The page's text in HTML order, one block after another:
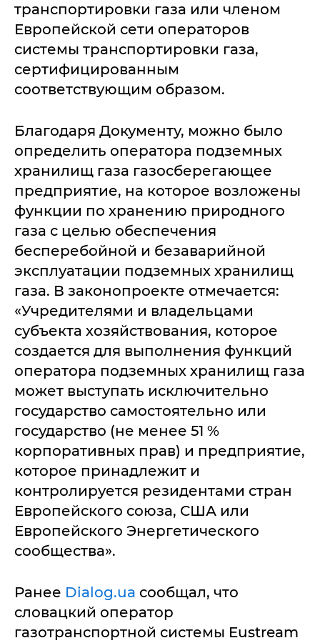
транспортировки газа или членом
Европейской сети операторов
системы транспортировки газа,
сертифицированным
соответствующим образом.
Благодаря Документу, можно было
определить оператора подземных
хранилищ газа газосберегающее
предприятие, на которое возложены
функции по хранению природного
газа с целью обеспечения
бесперебойной и безаварийной
эксплуатации подземных хранилищ
газа. В законопроекте отмечается:
«Учредителями и владельцами
субъекта хозяйствования, которое
создается для выполнения функций
оператора подземных хранилищ газа
может выступать исключительно
государство самостоятельно или
государство (не менее 51 %
корпоративных прав) и предприятие,
которое принадлежит и
контролируется резидентами стран
Европейского союза, США или
Европейского Энергетического
сообщества».
Ранее Dialog.ua сообщал, что
словацкий оператор
газотранспортной системы Eustream